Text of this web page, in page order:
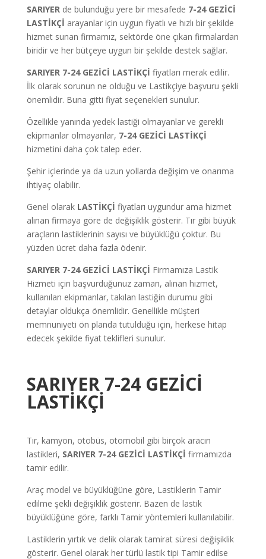
SARIYER de bulunduğu yere bir mesafede 7-24 GEZİCİ
LASTİKÇİ arayanlar için uygun fiyatlı ve hızlı bir şekilde
hizmet sunan firmamız, sektörde öne çıkan firmalardan
biridir ve her bütçeye uygun bir şekilde destek sağlar.
SARIYER7-24 GEZİCİ LASTİKÇİ fiyatları merak edilir.
İlk olarak sorunun ne olduğu ve Lastikçiye başvuru şekli
önemlidir. Buna gitti fiyat seçenekleri sunulur.
Özellikle yanında yedek lastiği olmayanlar ve gerekli
ekipmanlar olmayanlar, 7-24 GEZİCİ LASTİKÇİ
hizmetini daha çok talep eder.
Şehir içlerinde ya da uzun yollarda değişim ve onarıma
ihtiyaç olabilir.
Genel olarak LASTİKÇİ fiyatları uygundur ama hizmet
alınan firmaya göre de değişiklik gösterir. Tır gibi büyük
araçların lastiklerinin sayısı ve büyüklüğü çoktur. Bu
yüzden ücret daha fazla ödenir.
SARIYER7-24 GEZİCİ LASTİKÇİ Firmamıza Lastik
Hizmeti için başvurduğunuz zaman, alınan hizmet,
kullanılan ekipmanlar, takılan lastiğin durumu gibi
detaylar oldukça önemlidir. Genellikle müşteri
memnuniyeti ön planda tutulduğu için, herkese hitap
edecek şekilde fiyat teklifleri sunulur.
SARIYER 7-24 GEZİCİ
LASTİKÇİ
Tır, kamyon, otobüs, otomobil gibi birçok aracın
lastikleri, SARIYER7-24 GEZİCİ LASTİKÇİ firmamızda
tamir edilir.
Araç model ve büyüklüğüne göre, Lastiklerin Tamir
edilme şekli değişiklik gösterir. Bazen de lastik
büyüklüğüne göre, farklı Tamir yöntemleri kullanılabilir.
Lastiklerin yırtık ve delik olarak tamirat süresi değişiklik
gösterir. Genel olarak her türlü lastik tipi Tamir edilse